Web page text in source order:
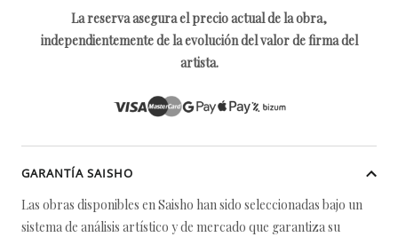
La reserva asegura el precio actual de la obra,
independientemente de la evolución del valor de firma del
artista.
GARANTÍA SAISHO
Las obras disponibles en Saisho han sido seleccionadas bajo un
sistema de análisis artístico y de mercado que garantiza su